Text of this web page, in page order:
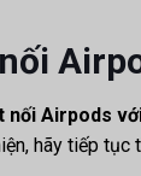
nối Airpods
hãy tiếp tục